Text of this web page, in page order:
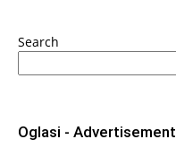
Search
Oglasi - Advertisement